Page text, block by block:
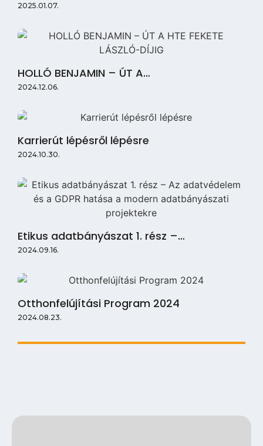
2025.01.07.
HOLLÓ BENJAMIN – ÚT A…
2024.12.06.
Karrierút lépésről lépésre
2024.10.30.
Etikus adatbányászat 1. rész –…
2024.09.16.
Otthonfelújítási Program 2024
2024.08.23.